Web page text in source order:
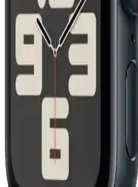
Bu naylon kordon, Apple Watch
modelleriyle uyumlu, dayanıklı,
boyut seçenekleri ve renkleriyle
aksesuar.
Mi7a Apple Watch
İncelemesi ve Kullanıcı
Mi7a markasının Apple Watch
modelleriyle uyumlu delikli
kullanımıyla öne çıkıyor.
dikkat edilmesi gerekebilir.
Apple Watch Uyumlu
Karşılaştırması: Asfal ve
Özellikleri